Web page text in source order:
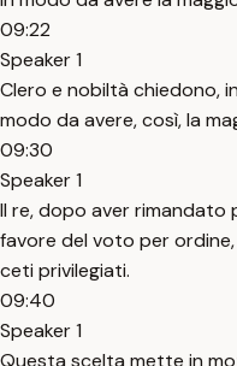
09:22
Speaker 1
Clero e nobiltà chiedono,
modo da avere, così, la
09:30
Speaker 1
Il re, dopo aver rimandato
favore del voto per
ceti privilegiati.
09:40
Speaker 1
Questa scelta mette in